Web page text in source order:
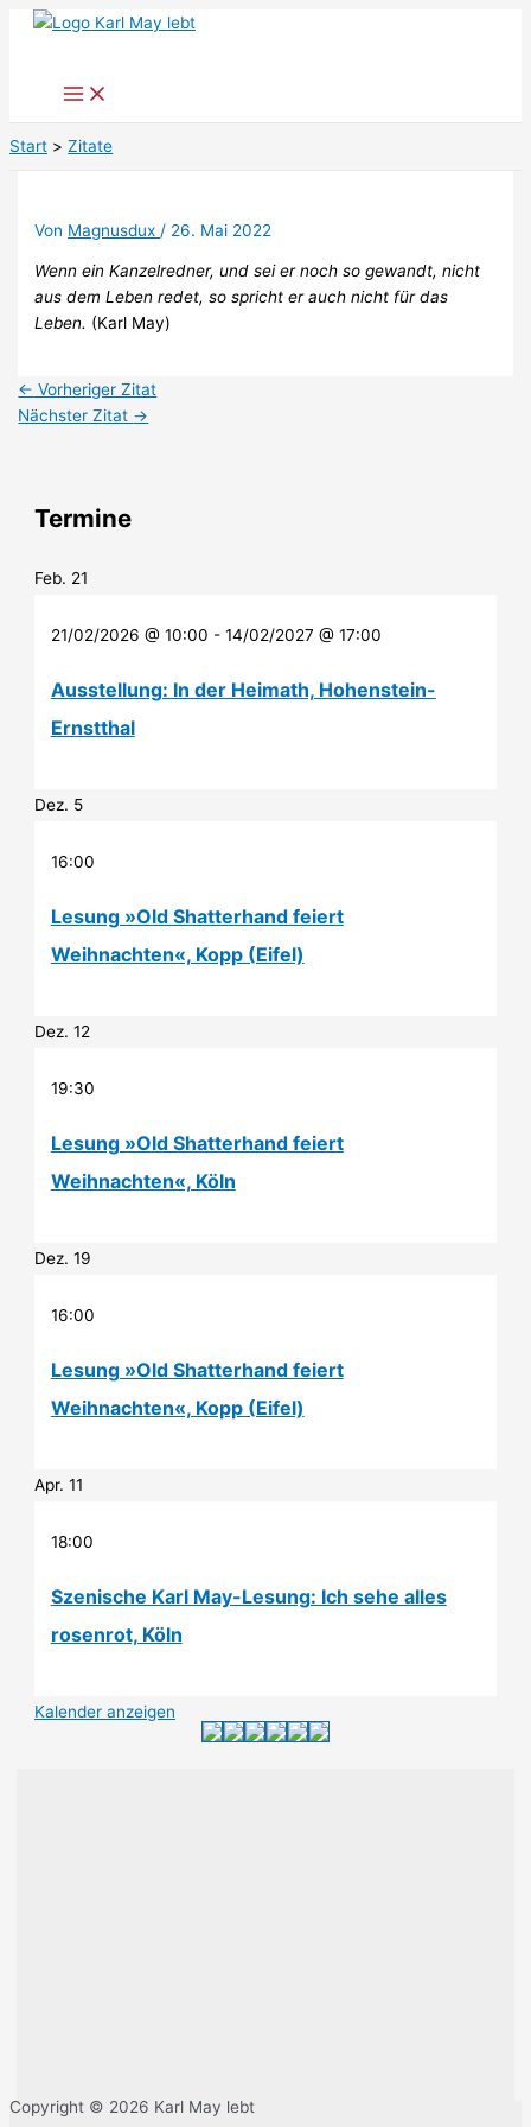
Zum
Start Zitate
Von Magnusdux / 26. Mai 2022
Wenn ein Kanzelredner, und sei er noch so gewandt, nicht
aus dem Leben redet, so spricht er auch nicht für das
Leben. (Karl May)
← Vorheriger Zitat
Nächster Zitat →
Termine
Feb. 21
21/02/2026 @ 10:00 - 14/02/2027 @ 17:00
Ausstellung: In der Heimath, Hohenstein-
Ernstthal
Dez. 5
16:00
Lesung »Old Shatterhand feiert
Weihnachten«, Kopp (Eifel)
Dez.12
19:30
Lesung »Old Shatterhand feiert
Weihnachten«, Köln
Dez.19
16:00
Lesung »Old Shatterhand feiert
Weihnachten«, Kopp (Eifel)
Apr.11
18:00
Szenische Karl May-Lesung: Ich sehe alles
rosenrot, Köln
Kalender anzeigen
Copyright © 2026 Karl May lebt